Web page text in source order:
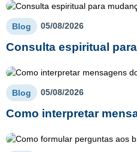
Blog 05/08/2026
Consulta espiritual
Blog 05/08/2026
Como interpretar